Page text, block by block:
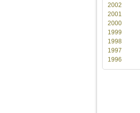
2002
2001
2000
1999
1998
1997
1996